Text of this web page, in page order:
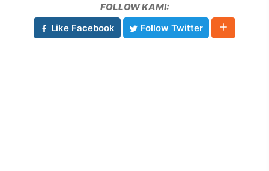
FOLLOW KAMI:
Like Facebook
Follow Twitter